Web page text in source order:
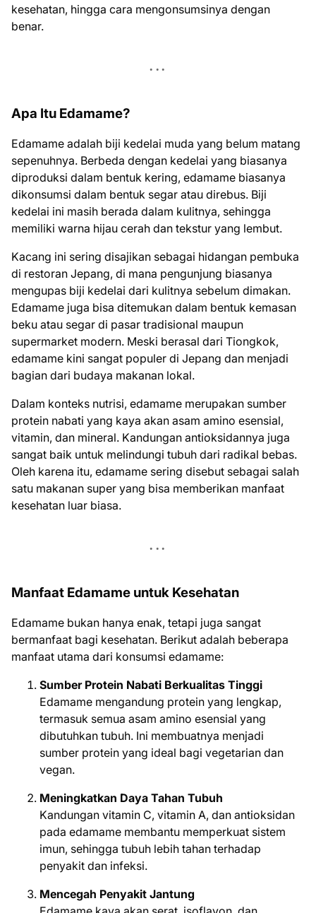
kesehatan, hingga cara mengonsumsinya dengan
benar.
Apa Itu Edamame?
Edamame adalah biji kedelai muda yang belum matang
sepenuhnya. Berbeda dengan kedelai yang biasanya
diproduksi dalam bentuk kering, edamame biasanya
dikonsumsi dalam bentuk segar atau direbus. Biji
kedelai ini masih berada dalam kulitnya, sehingga
memiliki warna hijau cerah dan tekstur yang lembut.
Kacang ini sering disajikan sebagai hidangan pembuka
di restoran Jepang, di mana pengunjung biasanya
mengupas biji kedelai dari kulitnya sebelum dimakan.
Edamame juga bisa ditemukan dalam bentuk kemasan
beku atau segar di pasar tradisional maupun
supermarket modern. Meski berasal dari Tiongkok,
edamame kini sangat populer di Jepang dan menjadi
bagian dari budaya makanan lokal.
Dalam konteks nutrisi, edamame merupakan sumber
protein nabati yang kaya akan asam amino esensial,
vitamin, dan mineral. Kandungan antioksidannya juga
sangat baik untuk melindungi tubuh dari radikal bebas.
Oleh karena itu, edamame sering disebut sebagai salah
satu makanan super yang bisa memberikan manfaat
kesehatan luar biasa.
Manfaat Edamame untuk Kesehatan
Edamame bukan hanya enak, tetapi juga sangat
bermanfaat bagi kesehatan. Berikut adalah beberapa
manfaat utama dari konsumsi edamame:
Sumber Protein Nabati Berkualitas Tinggi
Edamame mengandung protein yang lengkap,
termasuk semua asam amino esensial yang
dibutuhkan tubuh. Ini membuatnya menjadi
sumber protein yang ideal bagi vegetarian dan
vegan.
Meningkatkan Daya Tahan Tubuh
Kandungan vitamin C, vitamin A, dan antioksidan
pada edamame membantu memperkuat sistem
imun, sehingga tubuh lebih tahan terhadap
penyakit dan infeksi.
Mencegah Penyakit Jantung